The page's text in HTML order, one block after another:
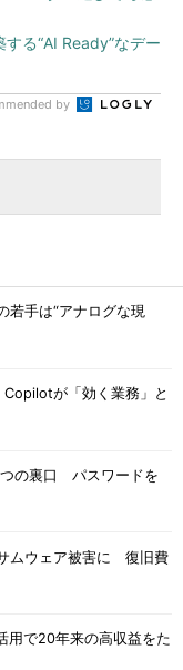
る“AI Ready”なデー
by
若手は“アナログな現
が「効く業務」と
の裏口 パスワードを
ムウェア被害に 復旧費
で20年来の高収益をた